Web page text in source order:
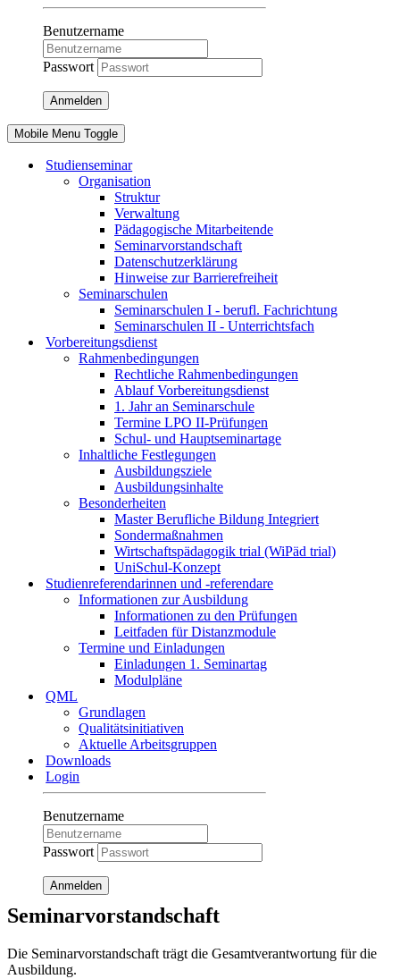
Benutzername
Passwort
Anmelden
Mobile Menu Toggle
Studienseminar
Organisation
Struktur
Verwaltung
Pädagogische Mitarbeitende
Seminarvorstandschaft
Datenschutzerklärung
Hinweise zur Barrierefreiheit
Seminarschulen
Seminarschulen I - berufl. Fachrichtung
Seminarschulen II - Unterrichtsfach
Vorbereitungsdienst
Rahmenbedingungen
Rechtliche Rahmenbedingungen
Ablauf Vorbereitungsdienst
1. Jahr an Seminarschule
Termine LPO II-Prüfungen
Schul- und Hauptseminartage
Inhaltliche Festlegungen
Ausbildungsziele
Ausbildungsinhalte
Besonderheiten
Master Berufliche Bildung Integriert
Sondermaßnahmen
Wirtschaftspädagogik trial (WiPäd trial)
UniSchul-Konzept
Studienreferendarinnen und -referendare
Informationen zur Ausbildung
Informationen zu den Prüfungen
Leitfaden für Distanzmodule
Termine und Einladungen
Einladungen 1. Seminartag
Modulpläne
QML
Grundlagen
Qualitätsinitiativen
Aktuelle Arbeitsgruppen
Downloads
Login
Benutzername
Passwort
Anmelden
Seminarvorstandschaft
Die Seminarvorstandschaft trägt die Gesamtverantwortung für die
Ausbildung.